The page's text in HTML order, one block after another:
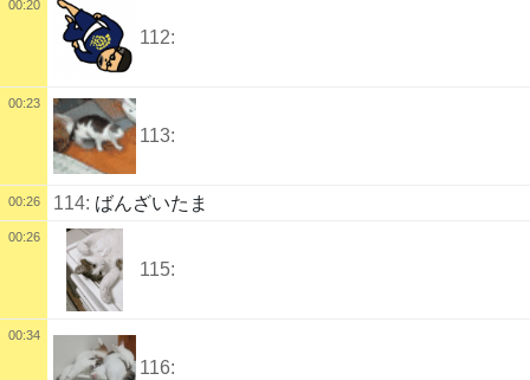
00:20
112:
00:23
113:
00:26 114: ばんざいたま
00:26
115:
00:34
116: